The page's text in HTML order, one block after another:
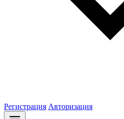
Регистрация Авторизация